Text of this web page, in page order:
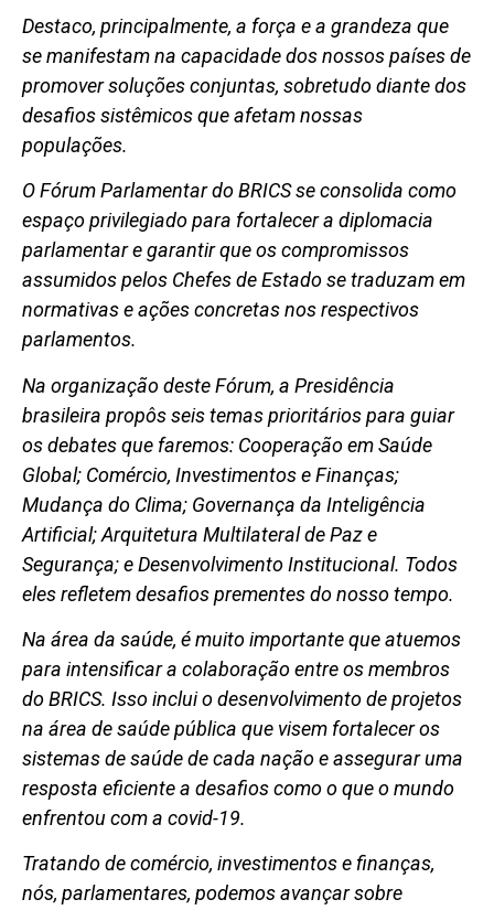
Destaco, principalmente, a força e a grandeza que
se manifestam na capacidade dos nossos países de
promover soluções conjuntas, sobretudo diante dos
desafios sistêmicos que afetam nossas
populações.
O Fórum Parlamentar do BRICS se consolida como
espaço privilegiado para fortalecer a diplomacia
parlamentar e garantir que os compromissos
assumidos pelos Chefes de Estado se traduzam em
normativas e ações concretas nos respectivos
parlamentos.
Na organização deste Fórum, a Presidência
brasileira propôs seis temas prioritários para guiar
os debates que faremos: Cooperação em Saúde
Global; Comércio, Investimentos e Finanças;
Mudança do Clima; Governança da Inteligência
Artificial; Arquitetura Multilateral de Paz e
Segurança; e Desenvolvimento Institucional. Todos
eles refletem desafios prementes do nosso tempo.
Na área da saúde, é muito importante que atuemos
para intensificar a colaboração entre os membros
do BRICS. Isso inclui o desenvolvimento de projetos
na área de saúde pública que visem fortalecer os
sistemas de saúde de cada nação e assegurar uma
resposta eficiente a desafios como o que o mundo
enfrentou com a covid-19.
Tratando de comércio, investimentos e finanças,
nós, parlamentares, podemos avançar sobre